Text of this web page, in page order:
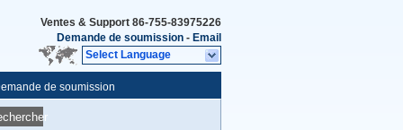
Ventes & Support 86-755-83975226
Demande de soumission - Email
Select Language
de soumission